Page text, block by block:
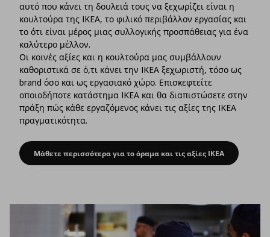
αυτό που κάνει τη δουλειά τους να ξεχωρίζει είναι η
κουλτούρα της IKEA, το φιλικό περιβάλλον εργασίας και
το ότι είναι μέρος μιας συλλογικής προσπάθειας για ένα
καλύτερο μέλλον.
Οι κοινές αξίες και η κουλτούρα μας συμβάλλουν
καθοριστικά σε ό,τι κάνει την IKEA ξεχωριστή, τόσο ως
brand όσο και ως εργασιακό χώρο. Επισκεφτείτε
οποιοδήποτε κατάστημα IKEA και θα διαπιστώσετε στην
πράξη πώς κάθε εργαζόμενος κάνει τις αξίες της IKEA
πραγματικότητα.
Μάθετε περισσότερα για το όραμα και τις αξίες IKEA